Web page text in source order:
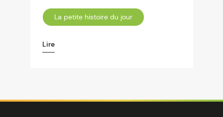
La petite histoire du jour
Lire